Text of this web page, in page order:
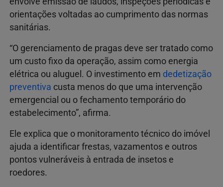
orientações voltadas ao cumprimento das normas
sanitárias.
“O gerenciamento de pragas deve ser tratado como
um custo fixo da operação, assim como energia
elétrica ou aluguel. O investimento em dedetização
preventiva custa menos do que uma intervenção
emergencial ou o fechamento temporário do
estabelecimento”, afirma.
Ele explica que o monitoramento técnico do imóvel
ajuda a identificar frestas, vazamentos e outros
pontos vulneráveis à entrada de insetos e
roedores.